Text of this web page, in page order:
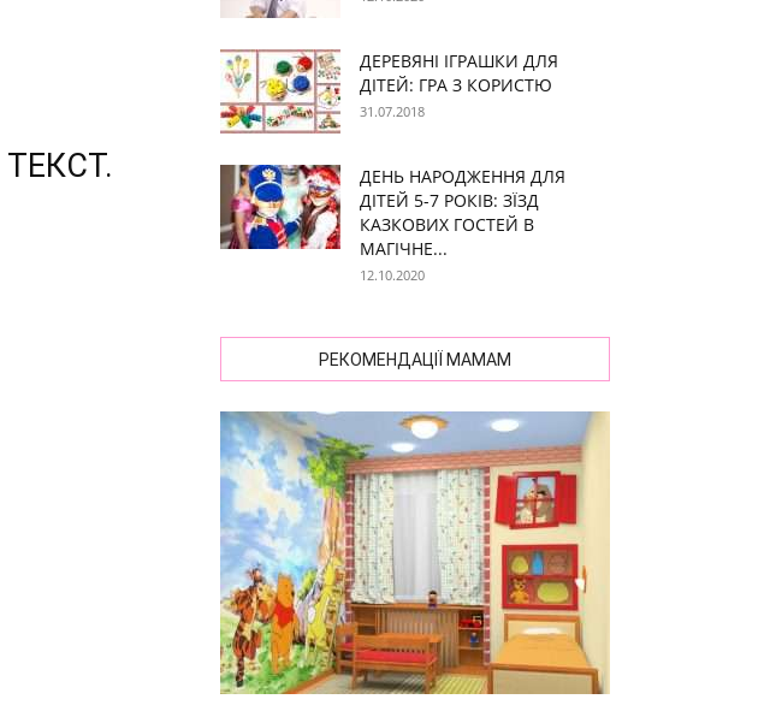
ТЕКСТ.
ДЕРЕВЯНІ ІГРАШКИ ДЛЯ
ДІТЕЙ: ГРА З КОРИСТЮ
31.07.2018
ДЕНЬ НАРОДЖЕННЯ ДЛЯ
ДІТЕЙ 5-7 РОКІВ: ЗЇЗД
КАЗКОВИХ ГОСТЕЙ В
МАГІЧНЕ...
12.10.2020
РЕКОМЕНДАЦІЇ МАМАМ